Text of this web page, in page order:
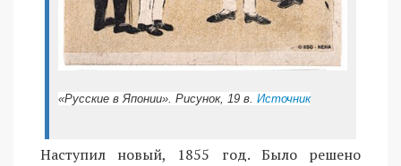
«Русские в Японии». Рисунок, 19 в. Источник
Наступил новый, 1855 год. Было решено